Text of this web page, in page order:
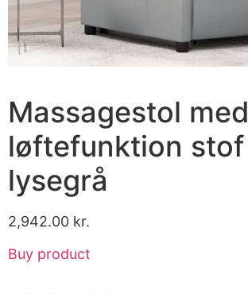
Massagestol med
løftefunktion stof
lysegrå
2,942.00 kr.
Buy product